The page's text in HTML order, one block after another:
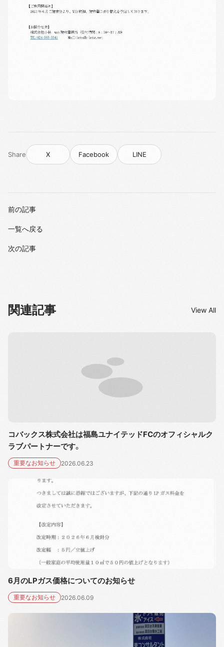
Share X Facebook LINE
前の記事
一覧へ戻る
次の記事
関連記事 View All
コバックス株式会社は福島ユナイテッドFCのオフィシャルク
ラブパートナーです。
重要なお知らせ 2026.06.23
6月のLPガス価格についてのお知らせ
重要なお知らせ 2026.06.09